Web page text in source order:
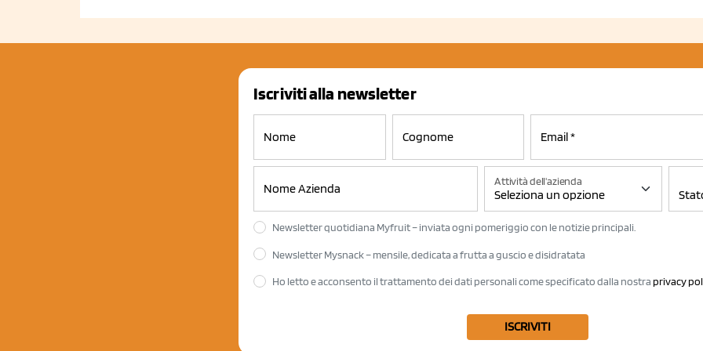
Iscriviti alla newsletter
Attività dell'azienda
Newsletter quotidiana Myfruit – inviata ogni pomeriggio con le notizie principali.
Newsletter Mysnack – mensile, dedicata a frutta a guscio e disidratata
Ho letto e acconsento il trattamento dei dati personali come specificato dalla nostra privacy
ISCRIVITI